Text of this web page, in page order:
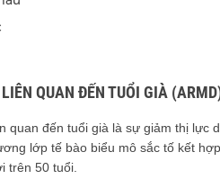
QUAN ĐẾN TUỔI GIÀ
quan đến tuổi già là sự giảm thị lực
lớp tế bào biểu mô sắc tố kết
trên 50 tuổi.